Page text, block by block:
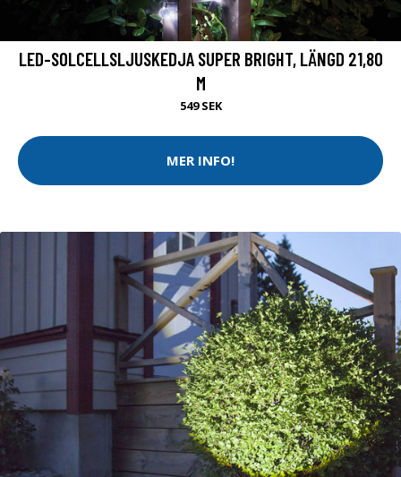
LED-SOLCELLSLJUSKEDJA SUPER BRIGHT, LÄNGD 21,80
M
549 SEK
MER INFO!